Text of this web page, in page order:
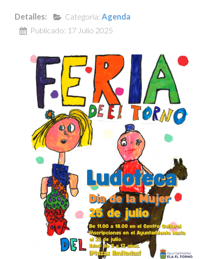
Detalles: Categoría: Agenda
Publicado: 17 Julio 2025